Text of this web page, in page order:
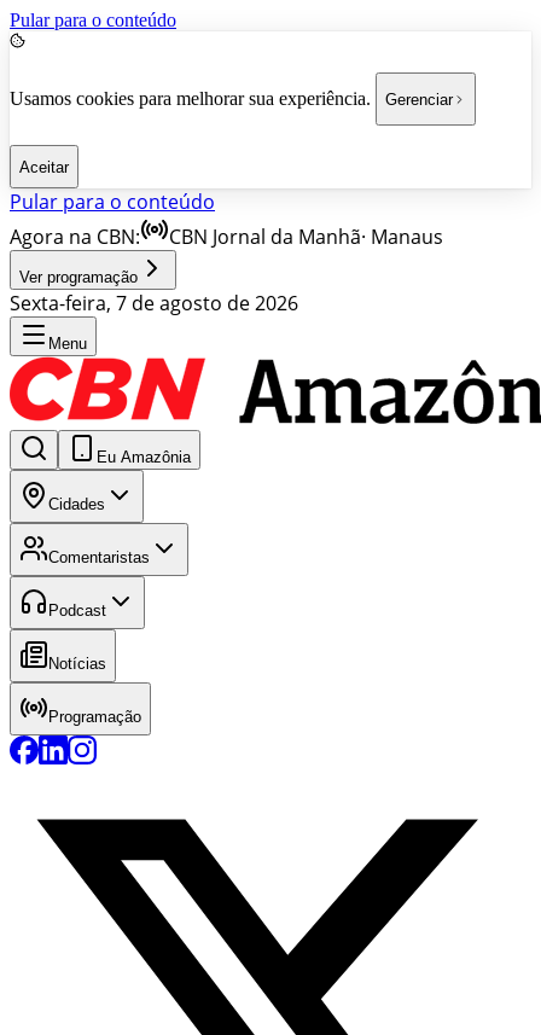
Pular para o conteúdo
Usamos cookies para melhorar sua experiência. Gerenciar
Aceitar
Pular para o conteúdo
Agora na CBN:
CBN Jornal da Manhã· Manaus
Ver programação
Sexta-feira, 7 de agosto de 2026
Menu
Eu Amazônia
Cidades
Comentaristas
Podcast
Notícias
Programação